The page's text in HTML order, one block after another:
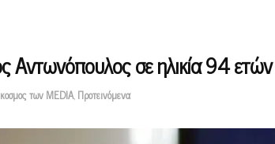
Αντωνόπουλος σε ηλικία 94 ετών
των MEDIA,Προτεινόμενα